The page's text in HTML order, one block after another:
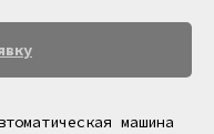
машина